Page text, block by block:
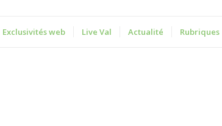
Exclusivités web Live Val Actualité Rubriques